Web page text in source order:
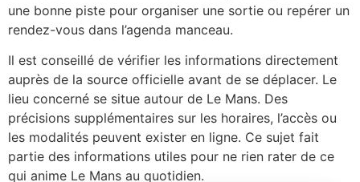
une bonne piste pour organiser une sortie ou repérer un
rendez-vous dans l’agenda manceau.
Il est conseillé de vérifier les informations directement
auprès de la source officielle avant de se déplacer. Le
lieu concerné se situe autour de Le Mans. Des
précisions supplémentaires sur les horaires, l’accès ou
les modalités peuvent exister en ligne. Ce sujet fait
partie des informations utiles pour ne rien rater de ce
qui anime Le Mans au quotidien.